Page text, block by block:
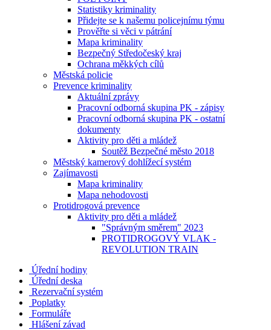
Statistiky kriminality
Přidejte se k našemu policejnímu týmu
Prověřte si věci v pátrání
Mapa kriminality
Bezpečný Středočeský kraj
Ochrana měkkých cílů
Městská policie
Prevence kriminality
Aktuální zprávy
Pracovní odborná skupina PK - zápisy
Pracovní odborná skupina PK - ostatní
dokumenty
Aktivity pro děti a mládež
Soutěž Bezpečné město 2018
Městský kamerový dohlížecí systém
Zajímavosti
Mapa kriminality
Mapa nehodovosti
Protidrogová prevence
Aktivity pro děti a mládež
"Správným směrem" 2023
PROTIDROGOVÝ VLAK -
REVOLUTION TRAIN
Úřední hodiny
Úřední deska
Rezervační systém
Poplatky
Formuláře
Hlášení závad